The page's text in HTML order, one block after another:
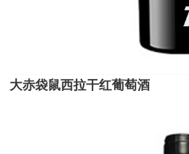
大赤袋鼠西拉干红葡萄酒